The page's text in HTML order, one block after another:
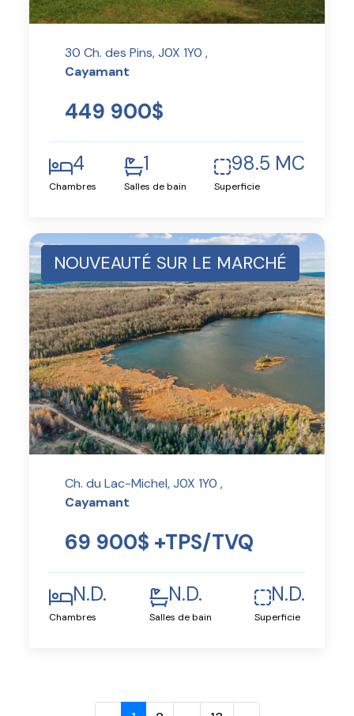
30 Ch. des Pins, J0X 1Y0 ,
Cayamant
449 900$
4
Chambres
1
Salles de bain
98.5 MC
Superficie
NOUVEAUTÉ SUR LE MARCHÉ
Ch. du Lac-Michel, J0X 1Y0 ,
Cayamant
69 900$ +TPS/TVQ
N.D.
Chambres
N.D.
Salles de bain
N.D.
Superficie